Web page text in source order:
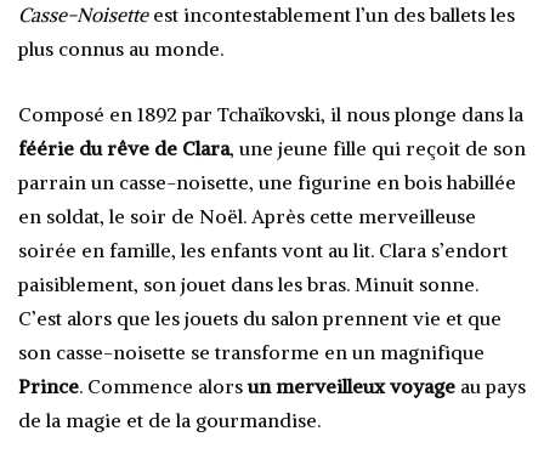
Casse-Noisetteest incontestablement l’un des ballets les
plus connus au monde.
Composé en 1892 par Tchaïkovski, il nous plonge dans la
féérie du rêve de Clara, une jeune fille qui reçoit de son
parrain un casse-noisette, une figurine en bois habillée
en soldat, le soir de Noël. Après cette merveilleuse
soirée en famille, les enfants vont au lit. Clara s’endort
paisiblement, son jouet dans les bras. Minuit sonne.
C’est alors que les jouets du salon prennent vie et que
son casse-noisette se transforme en un magnifique
Prince. Commence alors un merveilleux voyage au pays
de la magie et de la gourmandise.